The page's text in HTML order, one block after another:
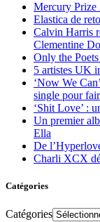
Mercury Prize
Elastica de
Calvin Harris
Clementine
Only the
5 artistes UK
‘Now We
single pour
‘Shit Love’ :
Un premier
Ella
De
Charli XCX
Catégories
Catégories